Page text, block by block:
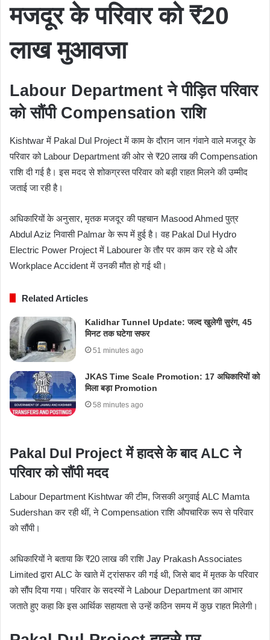
मजदूर के परिवार को ₹20
लाख मुआवजा
Labour Department ने पीड़ित परिवार
को सौंपी Compensation राशि
Kishtwar में Pakal Dul Project में काम के दौरान जान गंवाने वाले मजदूर के
परिवार को Labour Department की ओर से ₹20 लाख की Compensation
राशि दी गई है। इस मदद से शोकग्रस्त परिवार को बड़ी राहत मिलने की उम्मीद
जताई जा रही है।
अधिकारियों के अनुसार, मृतक मजदूर की पहचान Masood Ahmed पुत्र
Abdul Aziz निवासी Palmar के रूप में हुई है। वह Pakal Dul Hydro
Electric Power Project में Labourer के तौर पर काम कर रहे थे और
Workplace Accident में उनकी मौत हो गई थी।
Related Articles
Kalidhar Tunnel Update: जल्द खुलेगी सुरंग, 45
मिनट तक घटेगा सफर
51 minutes ago
JKAS Time Scale Promotion: 17 अधिकारियों को
मिला बड़ा Promotion
58 minutes ago
Pakal Dul Project में हादसे के बाद ALC ने
परिवार को सौंपी मदद
Labour Department Kishtwar की टीम, जिसकी अगुवाई ALC Mamta
Sudershanकर रही थीं, ने Compensation राशि औपचारिक रूप से परिवार
को सौंपी।
अधिकारियों ने बताया कि ₹20 लाख की राशि Jay Prakash Associates
Limited द्वारा ALC के खाते में ट्रांसफर की गई थी, जिसे बाद में मृतक के परिवार
को सौंप दिया गया। परिवार के सदस्यों ने Labour Department का आभार
जताते हुए कहा कि इस आर्थिक सहायता से उन्हें कठिन समय में कुछ राहत मिलेगी।